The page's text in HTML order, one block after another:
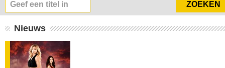
Nieuws